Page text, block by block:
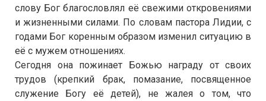
слову Бог благословлял её свежими откровениями
и жизненными силами. По словам пастора Лидии, с
годами Бог коренным образом изменил ситуацию в
её с мужем отношениях.
Сегодня она пожинает Божью награду от своих
трудов (крепкий брак, помазание, посвященное
служение Богу её детей), не жалея о том, что